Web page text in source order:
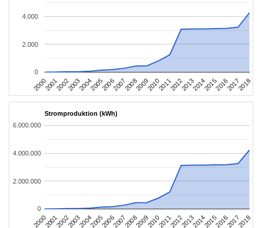
2000200120022003200420052006200720082009201020112012201320142015201620172018
0
2.000
4.000
Stromproduktion (kWh)
2000200120022003200420052006200720082009201020112012201320142015201620172018
0
2.000.000
4.000.000
6.000.000